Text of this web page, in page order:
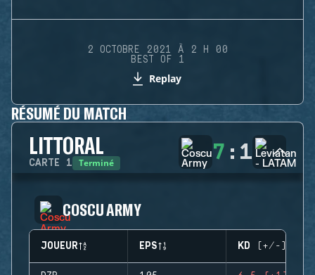
2 OCTOBRE 2021 À 2 H 00
BEST OF 1
Replay
RÉSUMÉ DU MATCH
LITTORAL
CARTE 1 Terminé 7 : 1
COSCU ARMY
JOUEUR EPS KD (+/-)